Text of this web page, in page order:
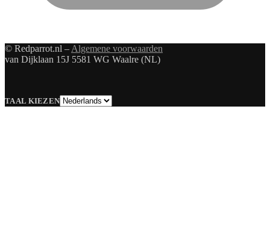
© Redparrot.nl – Algemene voorwaarden
van Dijklaan 15J 5581 WG Waalre (NL)
TAAL KIEZENTaal